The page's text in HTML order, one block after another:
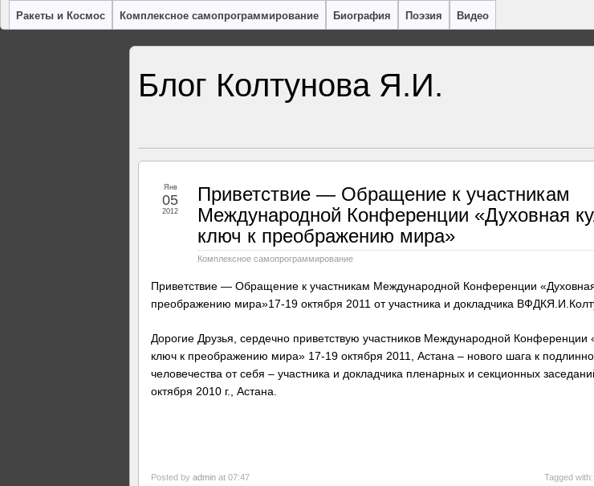
Ракеты и Космос Комплексное самопрограммирование Биография Поэзия Видео
Блог Колтунова Я.И.
Приветствие — Обращение к участникам
Международной Конференции «Духовная
ключ к преображению мира»
Комплексное самопрограммирование
Янв
05
2012
Приветствие — Обращение к участникам Международной Конференции «Духовная
преображению мира»17-19 октября 2011 от участника и докладчика
Дорогие Друзья, сердечно приветствую участников Международной Конференции
ключ к преображению мира» 17-19 октября 2011, Астана – нового шага к
человечества от себя – участника и докладчика пленарных и секционных
октября 2010 г., Астана.
Posted by admin at 07:47 Tagged with: